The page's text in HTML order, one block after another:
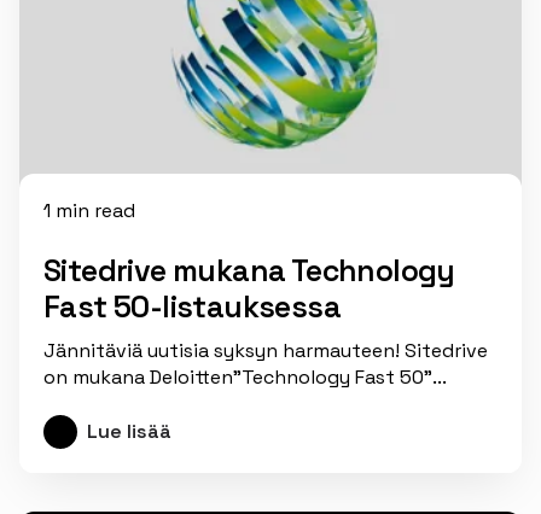
1 min read
Sitedrive mukana Technology
Fast 50-listauksessa
Jännitäviä uutisia syksyn harmauteen! Sitedrive
on mukana Deloitten”Technology Fast 50”...
Lue lisää